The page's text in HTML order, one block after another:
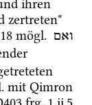
ihren
zertreten"
18 mögl. ואם
mit Qimron